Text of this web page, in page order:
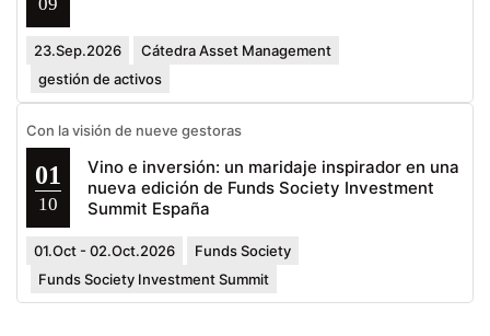
09
23.Sep.2026
Cátedra Asset Management
gestión de activos
Con la visión de nueve gestoras
01
10
Vino e inversión: un maridaje inspirador en una
nueva edición de Funds Society Investment
Summit España
01.Oct - 02.Oct.2026
Funds Society
Funds Society Investment Summit